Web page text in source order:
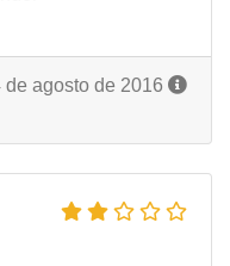
de agosto de 2016